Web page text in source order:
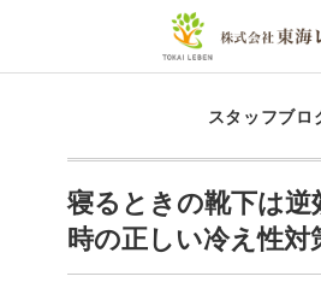
スタッフブロ
寝るときの靴下は逆
時の正しい冷え性対